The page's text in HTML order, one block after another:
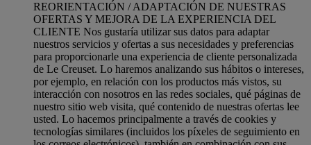
REORIENTACIÓN / ADAPTACIÓN DE NUESTRAS
OFERTAS Y MEJORA DE LA EXPERIENCIA DEL
CLIENTE Nos gustaría utilizar sus datos para adaptar
nuestros servicios y ofertas a sus necesidades y preferencias
para proporcionarle una experiencia de cliente personalizada
de Le Creuset. Lo haremos analizando sus hábitos o intereses,
por ejemplo, en relación con los productos más vistos, su
interacción con nosotros en las redes sociales, qué páginas de
nuestro sitio web visita, qué contenido de nuestras ofertas lee
usted. Lo hacemos principalmente a través de cookies y
tecnologías similares (incluidos los píxeles de seguimiento en